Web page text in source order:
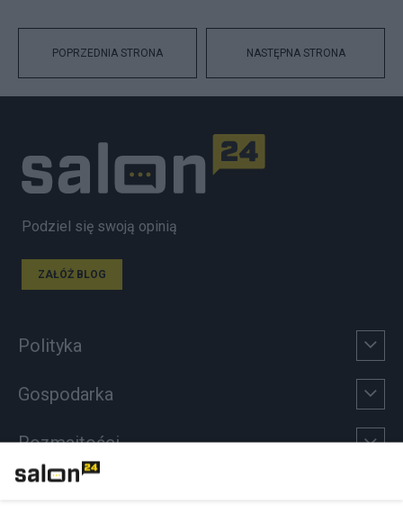
POPRZEDNIA STRONA NASTĘPNA STRONA
Podziel się swoją opinią
ZAŁÓŻ BLOG
Polityka
Gospodarka
Rozmaitości